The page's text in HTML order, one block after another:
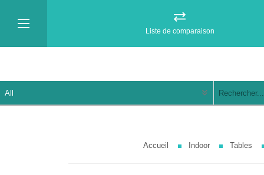
Liste de comparaison
Accueil Indoor Tables